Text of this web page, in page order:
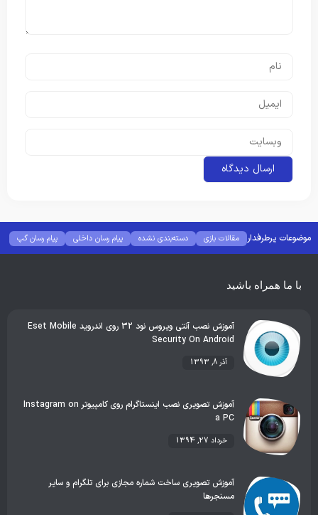
موضوعات پرطرفدار مقالات بازی دسته‌بندی نشده پیام رسان داخلی
پیام رسان گپ
بهترین گجت ها
هوش مصنوعی رفع خطا و ارور
با ما همراه باشید
آموزش نصب آنتی ویروس نود 32 روی اندروید Eset Mobile
Security On Android
آذر 8, 1393
آموزش تصویری نصب اینستاگرام روی کامپیوتر Instagram on
a PC
خرداد 27, 1394
آموزش تصویری ساخت شماره مجازی برای تلگرام و سایر
مسنجرها